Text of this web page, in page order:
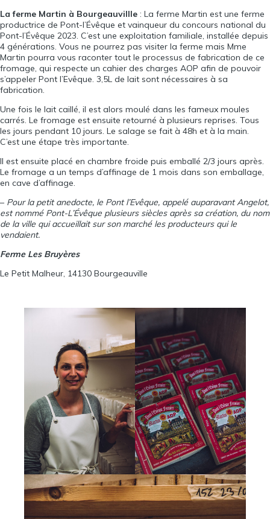
Laferme Martin à Bourgeauvillle : La ferme Martin est une ferme
productrice de Pont-l’Évêque et vainqueur du concours national du
Pont-l’Évêque 2023. C’est une exploitation familiale, installée depuis
4 générations. Vous ne pourrez pas visiter la ferme mais Mme
Martin pourra vous raconter tout le processus de fabrication de ce
fromage, qui respecte un cahier des charges AOP afin de pouvoir
s’appeler Pont l’Evêque. 3,5L de lait sont nécessaires à sa
fabrication.
Une fois le lait caillé, il est alors moulé dans les fameux moules
carrés. Le fromage est ensuite retourné à plusieurs reprises. Tous
les jours pendant 10 jours. Le salage se fait à 48h et à la main.
C’est une étape très importante.
Il est ensuite placé en chambre froide puis emballé 2/3 jours après.
Le fromage a un temps d’affinage de 1 mois dans son emballage,
en cave d’affinage.
– Pour la petit anedocte, le Pont l’Evêque, appelé auparavant Angelot,
est nommé Pont-L’Évêque plusieurs siècles après sa création, du nom
de la ville qui accueillait sur son marché les producteurs qui le
vendaient.
Ferme Les Bruyères
Le Petit Malheur, 14130 Bourgeauville